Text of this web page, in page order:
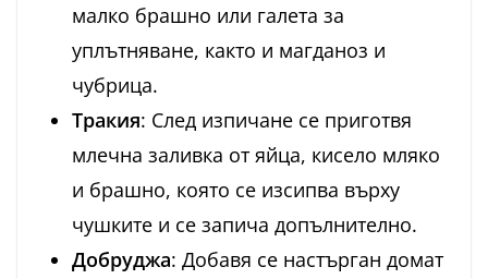
малко брашно или галета за
уплътняване, както и магданоз и
чубрица.
Тракия: След изпичане се приготвя
млечна заливка от яйца, кисело мляко
и брашно, която се изсипва върху
чушките и се запича допълнително.
Добруджа: Добавя се настърган домат